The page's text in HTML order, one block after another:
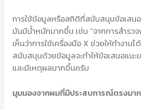
การใช้ข้อมูลหรือสถิติที่สนับสนุนข้อเสนอ
มันมีน้ำหนักมากขึ้น เช่น “จากการสำรว
เห็นว่าการใช้เครื่องมือ X ช่วยให้ทำงานไ
สนับสนุนด้วยข้อมูลจะทำให้ข้อเสนอแนะ
และมีเหตุผลมากขึ้นครับ
มุมมองจากผมที่มีประสบการณ์ตรงมาก